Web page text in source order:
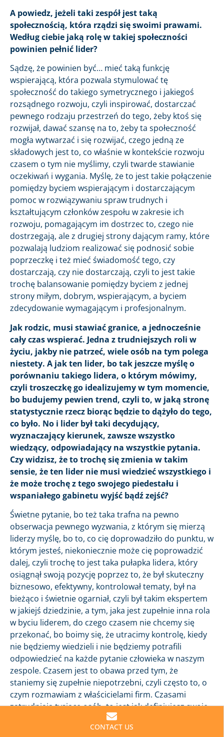
CONTACT US
A powiedz, jeżeli taki zespół jest taką
społecznością, która rządzi się swoimi prawami.
Według ciebie jaką rolę w takiej społeczności
powinien pełnić lider?
Sądzę, że powinien być… mieć taką funkcję
wspierającą, która pozwala stymulować tę
społeczność do takiego symetrycznego i jakiegoś
rozsądnego rozwoju, czyli inspirować, dostarczać
pewnego rodzaju przestrzeń do tego, żeby ktoś się
rozwijał, dawać szansę na to, żeby ta społeczność
mogła wytwarzać i się rozwijać, czego jedną ze
składowych jest to, co właśnie w kontekście rozwoju
czasem o tym nie myślimy, czyli twarde stawianie
oczekiwań i wygania. Myślę, że to jest takie połączenie
pomiędzy byciem wspierającym i dostarczającym
pomoc w rozwiązywaniu spraw trudnych i
kształtującym członków zespołu w zakresie ich
rozwoju, pomagającym im dostrzec to, czego nie
dostrzegają, ale z drugiej strony dającym ramy, które
pozwalają ludziom realizować się podnosić sobie
poprzeczkę i też mieć świadomość tego, czy
dostarczają, czy nie dostarczają, czyli to jest takie
trochę balansowanie pomiędzy byciem z jednej
strony miłym, dobrym, wspierającym, a byciem
zdecydowanie wymagającym i profesjonalnym.
Jak rodzic, musi stawiać granice, a jednocześnie
cały czas wspierać. Jedna z trudniejszych roli w
życiu, jakby nie patrzeć, wiele osób na tym polega
niestety. A jak ten lider, bo tak jeszcze myślę o
porównaniu takiego lidera, o którym mówimy,
czyli troszeczkę go idealizujemy w tym momencie,
bo budujemy pewien trend, czyli to, w jaką stronę
statystycznie rzecz biorąc będzie to dążyło do tego,
co było. No i lider był taki decydujący,
wyznaczający kierunek, zawsze wszystko
wiedzący, odpowiadający na wszystkie pytania.
Czy widzisz, że to trochę się zmienia w takim
sensie, że ten lider nie musi wiedzieć wszystkiego i
że może trochę z tego swojego piedestału i
wspaniałego gabinetu wyjść bądź zejść?
Świetne pytanie, bo też taka trafna na pewno
obserwacja pewnego wyzwania, z którym się mierzą
liderzy myślę, bo to, co cię doprowadziło do punktu, w
którym jesteś, niekoniecznie może cię poprowadzić
dalej, czyli trochę to jest taka pułapka lidera, który
osiągnął swoją pozycję poprzez to, że był skuteczny
biznesowo, efektywny, kontrolował tematy, był na
bieżąco i świetnie ogarniał, czyli był takim ekspertem
w jakiejś dziedzinie, a tym, jaka jest zupełnie inna rola
w byciu liderem, do czego czasem nie chcemy się
przekonać, bo boimy się, że utracimy kontrolę, kiedy
nie będziemy wiedzieli i nie będziemy potrafili
odpowiedzieć na każde pytanie człowieka w naszym
zespole. Czasem jest to obawa przed tym, że
staniemy się zupełnie niepotrzebni, czyli często to, o
czym rozmawiam z właścicielami firm. Czasami
zatrudniają tysiące osób, to jest jak definiujesz swoje
własne KPI, czyli krótko mówiąc czy nie masz KPI-ów,
celów swoich własnych, wedle których się oceniasz,